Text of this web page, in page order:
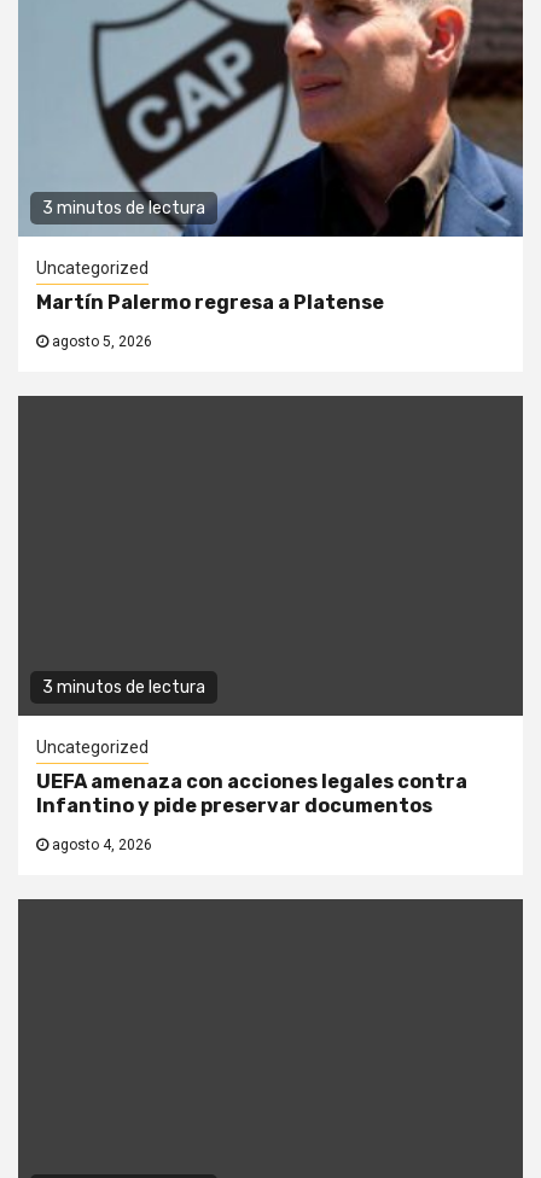
3 minutos de lectura
Uncategorized
Martín Palermo regresa a Platense
agosto 5, 2026
3 minutos de lectura
Uncategorized
UEFA amenaza con acciones legales contra
Infantino y pide preservar documentos
agosto 4, 2026